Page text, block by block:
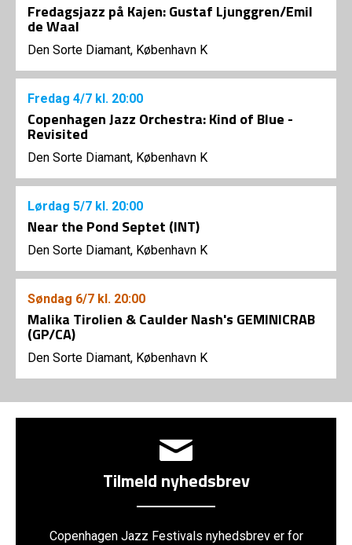
Fredagsjazz på Kajen: Gustaf Ljunggren/Emil
de Waal
Den Sorte Diamant, København K
Fredag 4/7 kl. 20:00
Copenhagen Jazz Orchestra: Kind of Blue -
Revisited
Den Sorte Diamant, København K
Lørdag 5/7 kl. 20:00
Near the Pond Septet (INT)
Den Sorte Diamant, København K
Søndag 6/7 kl. 20:00
Malika Tirolien & Caulder Nash's GEMINICRAB
(GP/CA)
Den Sorte Diamant, København K
Tilmeld nyhedsbrev
Copenhagen Jazz Festivals nyhedsbrev er for